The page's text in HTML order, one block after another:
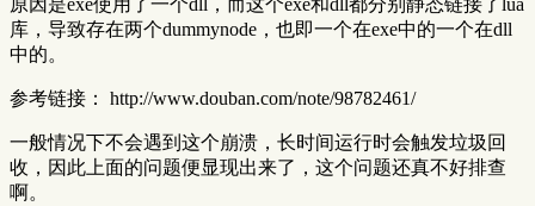
库，导致存在两个dummynode，也即一个在exe中的一个在dll
中的。
参考链接： http://www.douban.com/note/98782461/
一般情况下不会遇到这个崩溃，长时间运行时会触发垃圾回
收，因此上面的问题便显现出来了，这个问题还真不好排查
啊。